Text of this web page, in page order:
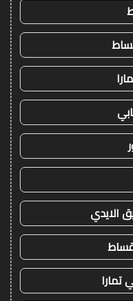
الايدي
تمارا